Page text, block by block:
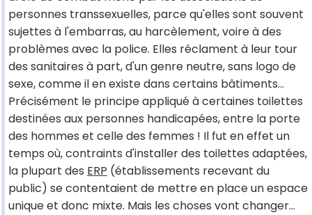
personnes transsexuelles, parce qu'elles sont souvent
sujettes à l'embarras, au harcèlement, voire à des
problèmes avec la police. Elles réclament à leur tour
des sanitaires à part, d'un genre neutre, sans logo de
sexe, comme il en existe dans certains bâtiments...
Précisément le principe appliqué à certaines toilettes
destinées aux personnes handicapées, entre la porte
des hommes et celle des femmes ! Il fut en effet un
temps où, contraints d'installer des toilettes adaptées,
la plupart des ERP (établissements recevant du
public) se contentaient de mettre en place un espace
unique et donc mixte. Mais les choses vont changer...